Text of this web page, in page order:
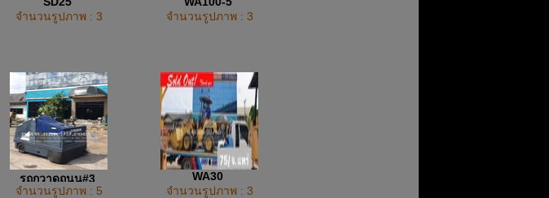
จำนวนรูปภาพ : 3
จำนวนรูปภาพ : 3
รถกวาดถนน#3
จำนวนรูปภาพ : 5
WA30
จำนวนรูปภาพ : 3